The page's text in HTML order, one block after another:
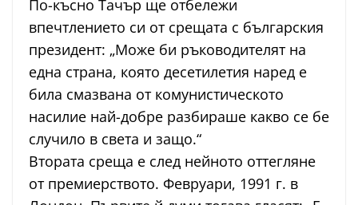
По-късно Тачър ще отбележи
впечтлението си от срещата с българския
президент: „Може би ръководителят на
една страна, която десетилетия наред е
била смазвана от комунистическото
насилие най-добре разбираше какво се бе
случило в света и защо.“
Втората среща е след нейното оттегляне
от премиерството. Февруари, 1991 г. в